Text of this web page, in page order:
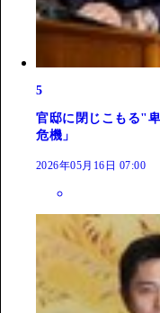
5
官邸に閉じこもる"
危機」
2026年05月16日 07:00